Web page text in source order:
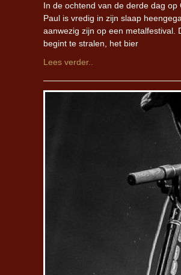
In de ochtend van de derde dag
Paul is vredig in zijn slaap
aanwezig zijn op een metalfestival.
begint te stralen, het bier
Lees verder..